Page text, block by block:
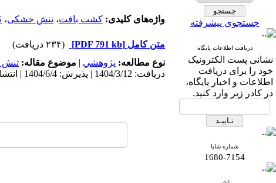
جستجوی پیشرفته
دریافت اطلاعات پایگاه
نشانی پست الکترونیک
خود را برای دریافت
اطلاعات و اخبار پایگاه،
در کادر زیر وارد کنید.
شماره شاپا
1680-7154
واژه‌های کلیدی: کشت بافت، تنش خشکی،
متن کامل [PDF 791 kb]
(۲۳۴ دریافت)
نوع مطالعه: پژوهشي | موضوع مقاله: تنش
دریافت: 1404/3/12 | پذیرش: 1404/6/4 | انتشار: 1404/7/15